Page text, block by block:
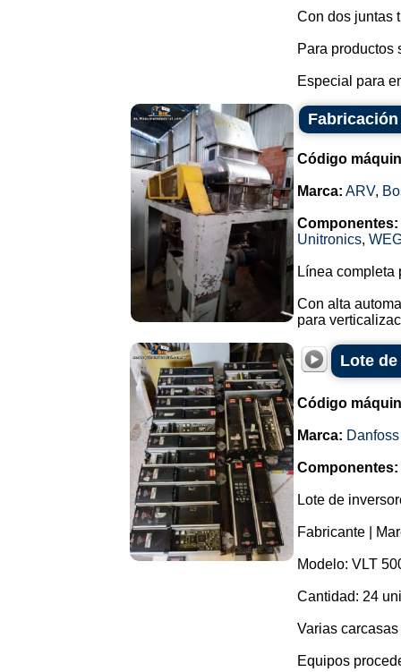
Con dos juntas
Para productos
Especial para
Código
Marca: ARV,
Componentes:
Unitronics,
Línea completa
Con alta
para
Lote
Código
Marca: Danfoss
Componentes:
Lote de
Fabricante |
Modelo: VLT
Cantidad: 24
Varias
Equipos